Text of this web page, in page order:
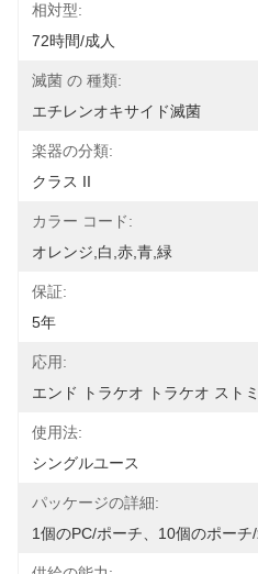
相対型:
72時間/成人
滅菌 の 種類:
エチレンオキサイド滅菌
楽器の分類:
クラス II
カラー コード:
オレンジ,白,赤,青,緑
保証:
5年
応用:
エンド トラケオ トラケオ ストミ
使用法:
シングルユース
パッケージの詳細:
1個のPC/ポーチ、10個のポー